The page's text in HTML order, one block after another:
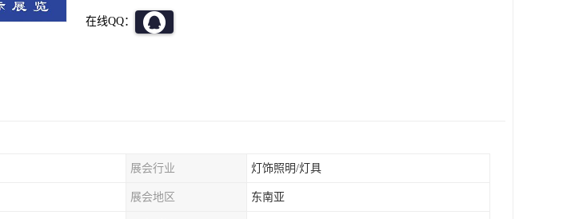
在线QQ：
展会行业 灯饰照明/灯具
展会地区 东南亚